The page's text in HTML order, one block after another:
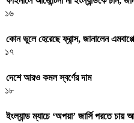
১৬
কোন ভুলে হেরেছে ফ্রান্স, জানালেন এমবাপ্পে
১৭
দেশে আরও কমল স্বর্ণের দাম
১৮
ইংল্যান্ড ম্যাচে ‘অপয়া’ জার্সি পরতে চায়